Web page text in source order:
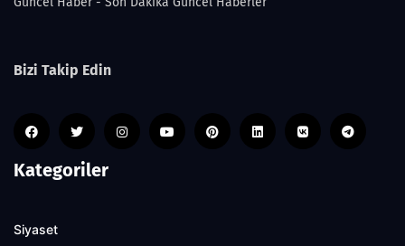
Bizi Takip Edin
Kategoriler
Siyaset